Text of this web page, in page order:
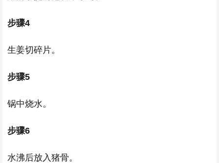
步骤4
生姜切碎片。
步骤5
锅中烧水。
步骤6
水沸后放入猪骨。